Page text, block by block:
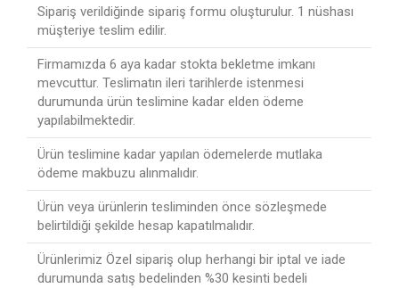
Sipariş verildiğinde sipariş formu oluşturulur. 1 nüshası
müşteriye teslim edilir.
Firmamızda 6 aya kadar stokta bekletme imkanı
mevcuttur. Teslimatın ileri tarihlerde istenmesi
durumunda ürün teslimine kadar elden ödeme
yapılabilmektedir.
Ürün teslimine kadar yapılan ödemelerde mutlaka
ödeme makbuzu alınmalıdır.
Ürün veya ürünlerin tesliminden önce sözleşmede
belirtildiği şekilde hesap kapatılmalıdır.
Ürünlerimiz Özel sipariş olup herhangi bir iptal ve iade
durumunda satış bedelinden %30 kesinti bedeli